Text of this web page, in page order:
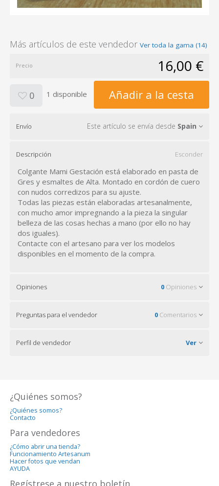
Más artículos de este vendedor Ver toda la gama (14)
Precio 16,00 €
0 1 disponible Añadir a la cesta
Envío Este artículo se envía desde Spain
Descripción Esconder
Colgante Mami Gestación está elaborado en pasta de
Gres y esmaltes de Alta. Montado en cordón de cuero
con nudos corredizos para su ajuste.
Todas las piezas están elaboradas artesanalmente,
con mucho amor impregnando a la pieza la singular
belleza de las cosas hechas a mano (por ello no hay
dos iguales).
Contacte con el artesano para ver los modelos
disponibles en el momento de la compra.
Opiniones 0 Opiniones
Preguntas para el vendedor 0 Comentarios
Perfil de vendedor Ver
¿Quiénes somos?
¿Quiénes somos?
Contacto
Para vendedores
¿Cómo abrir una tienda?
Funcionamiento Artesanum
Hacer fotos que vendan
AYUDA